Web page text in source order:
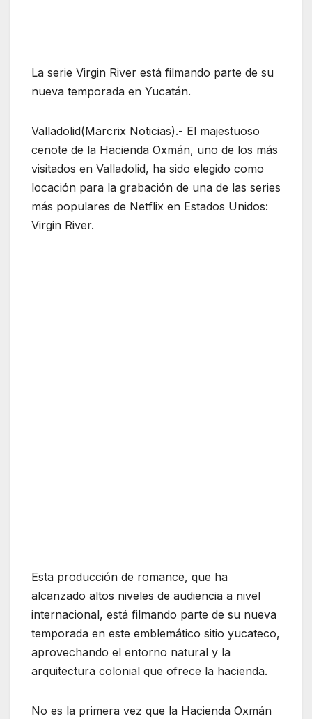
La serie Virgin River está filmando parte de su
nueva temporada en Yucatán.
Valladolid(Marcrix Noticias).- El majestuoso
cenote de la Hacienda Oxmán, uno de los más
visitados en Valladolid, ha sido elegido como
locación para la grabación de una de las series
más populares de Netflix en Estados Unidos:
Virgin River.
Esta producción de romance, que ha
alcanzado altos niveles de audiencia a nivel
internacional, está filmando parte de su nueva
temporada en este emblemático sitio yucateco,
aprovechando el entorno natural y la
arquitectura colonial que ofrece la hacienda.
No es la primera vez que la Hacienda Oxmán